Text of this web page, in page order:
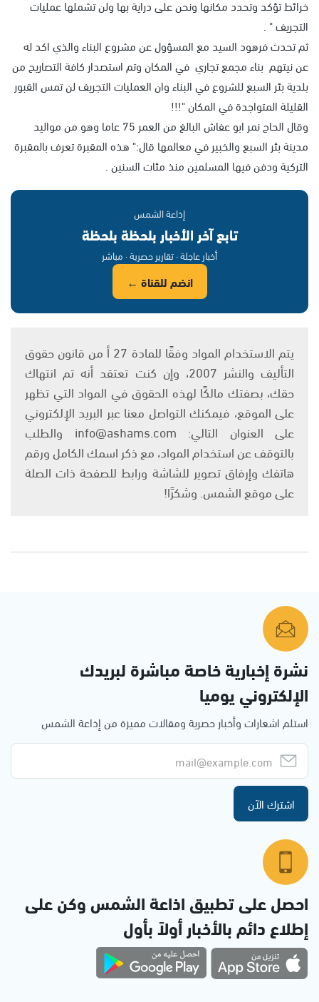
خرائط تؤكد وتحدد مكانها ونحن على دراية بها ولن تشملها عمليات
التجريف " .
ثم تحدث فرهود السيد مع المسؤول عن مشروع البناء والذي اكد له
عن نيتهم بناء مجمع تجاري في المكان وتم استصدار كافة التصاريح من
بلدية بئر السبع للشروع في البناء وان العمليات التجريف لن تمس القبور
القليلة المتواجدة في المكان "!!!
وقال الحاج نمر ابو عفاش البالغ من العمر 75 عاما وهو من مواليد
مدينة بئر السبع والخبير في معالمها قال:" هذه المقبرة تعرف بالمقبرة
التركية ودفن فيها المسلمين منذ مئات السنين .
إذاعة الشمس
تابع آخر الأخبار بلحظة بلحظة
أخبار عاجلة · تقارير حصرية · مباشر
انضم للقناة ←
يتم الاستخدام المواد وفقًا للمادة 27 أ من قانون حقوق
التأليف والنشر 2007، وإن كنت تعتقد أنه تم انتهاك
حقك، بصفتك مالكًا لهذه الحقوق في المواد التي تظهر
على الموقع، فيمكنك التواصل معنا عبر البريد الإلكتروني
على العنوان التالي: info@ashams.com والطلب
بالتوقف عن استخدام المواد، مع ذكر اسمك الكامل ورقم
هاتفك وإرفاق تصوير للشاشة ورابط للصفحة ذات الصلة
على موقع الشمس. وشكرًا!
نشرة إخبارية خاصة مباشرة لبريدك
الإلكتروني يوميا
استلم اشعارات وأخبار حصرية ومقالات مميزة من إذاعة الشمس
اشترك الآن
احصل على تطبيق اذاعة الشمس وكن على
إطلاع دائم بالأخبار أولاً بأول